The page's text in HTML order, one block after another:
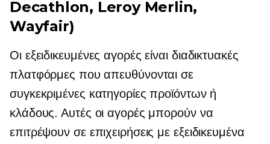
Decathlon, Leroy Merlin,
Wayfair)
Οι εξειδικευμένες αγορές είναι διαδικτυακές
πλατφόρμες που απευθύνονται σε
συγκεκριμένες κατηγορίες προϊόντων ή
κλάδους. Αυτές οι αγορές μπορούν να
επιτρέψουν σε επιχειρήσεις με εξειδικευμένα